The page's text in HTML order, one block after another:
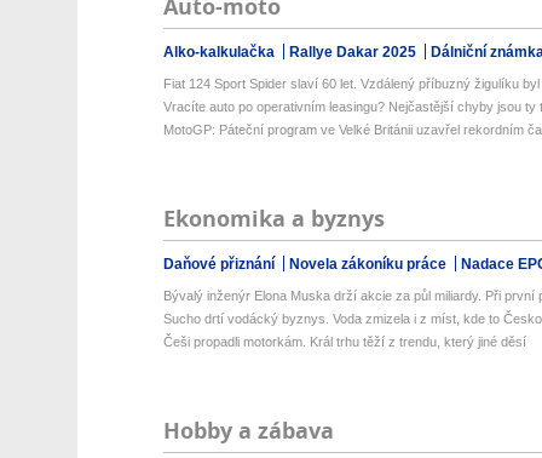
Auto-moto
Alko-kalkulačka Rallye Dakar 2025 Dálniční
Fiat 124 Sport Spider slaví 60 let. Vzdálený příbuzný žigulíku
Vracíte auto po operativním leasingu? Nejčastější chyby jsou ty
MotoGP: Páteční program ve Velké Británii uzavřel rekordním
Ekonomika a byznys
Daňové přiznání Novela zákoníku práce Nadace
Bývalý inženýr Elona Muska drží akcie za půl miliardy. Při první
Sucho drtí vodácký byznys. Voda zmizela i z míst, kde to
Češi propadli motorkám. Král trhu těží z trendu, který jiné děsí
Hobby a zábava